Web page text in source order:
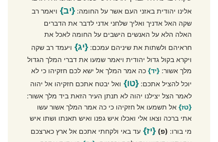
אלינו יהודית באזני העם אשר על החומה:{יב} ויאמר רב
שקה האל אדניך ואליך שלחני אדני לדבר את הדברים
האלה הלא על האנשים הישבים על החומה לאכל את
חראיהם ולשתות את שיניהם עמכם:{יג} ויעמד רב שקה
ויקרא בקול גדול יהודית ויאמר שמעו את דברי המלך הגדול
מלך אשור:{יד} כה אמר המלך אל ישא לכם חזקיהו כי לא
יוכל להציל אתכם:{טו} ואל יבטח אתכם חזקיהו אל יהוה
לאמר הצל יצילנו יהוה לא תנתן העיר הזאת ביד מלך אשור:
{טז} אל תשמעו אל חזקיהו כי כה אמר המלך אשור עשו
אתי ברכה וצאו אלי ואכלו איש גפנו ואיש תאנתו ושתו איש
מי בורו: (פ) {יז} עד באי ולקחתי אתכם אל ארץ כארצכם